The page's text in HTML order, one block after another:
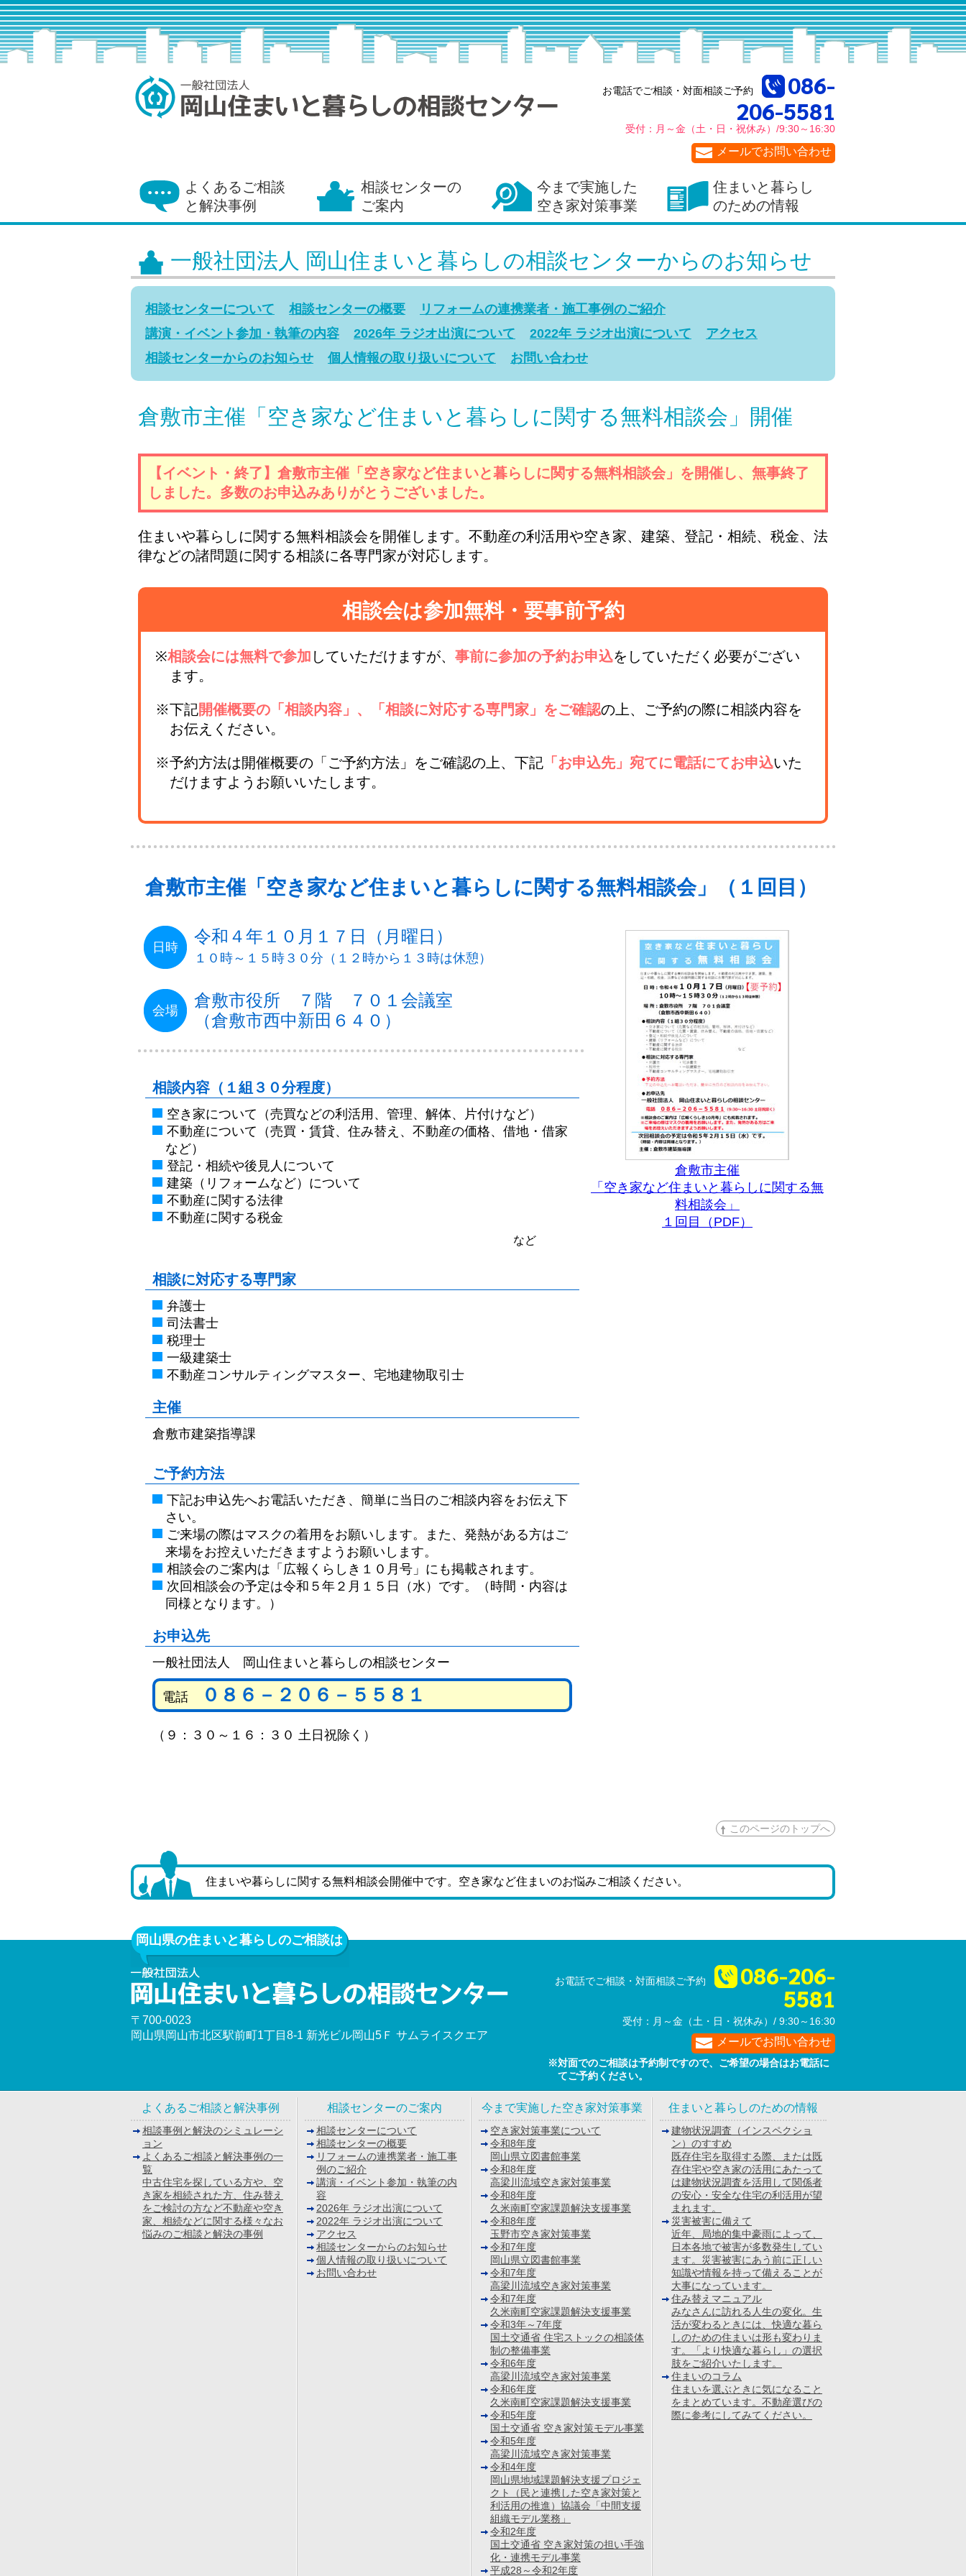
お電話でご相談・対面相談ご予約
086-
206-5581
受付： 月～金 （土・日・祝休み）/9:30～16:30
メールでお問い合わせ
よくあるご相談
と解決事例
相談センターの
ご案内
今まで実施した
空き家対策事業
住まいと暮らし
のための情報
一般社団法人 岡山住まいと暮らしの相談センターからのお知らせ
相談センターについて 相談センターの概要
リフォームの連携業者・施工事例のご紹介
講演・イベント参加・執筆の内容
2026年 ラジオ出演について 2022年 ラジオ出演について
アクセス
相談センターからのお知らせ
個人情報の取り扱いについて お問い合わせ
倉敷市主催「空き家など住まいと暮らしに関する無料相談会」開催
【イベント・終了】倉敷市主催「空き家など住まいと暮らしに関する無料相談会」を開催し、無事終了
しました。多数のお申込みありがとうございました。
住まいや暮らしに関する無料相談会を開催します。不動産の利活用や空き家、建築、登記・相続、税金、法
律などの諸問題に関する相談に各専門家が対応します。
相談会は参加無料・要事前予約
※相談会には無料で参加 していただけますが、 事前に参加の予約お申込をしていただく必要がござい
ます。
※下記開催概要の「相談内容」、「相談に対応する専門家」をご確認の上、ご予約の際に相談内容を
お伝えください。
※予約方法は開催概要の「ご予約方法」をご確認の上、下記 「お申込先」宛てに電話にてお申込いた
だけますようお願いいたします。
倉敷市主催「空き家など住まいと暮らしに関する無料相談会」（１回目）
日時
令和４年１０月１７日（月曜日）
１０時～１５時３０分（１２時から１３時は休憩）
会場
倉敷市役所 ７階 ７０１会議室
（倉敷市西中新田６４０）
相談内容（１組３０分程度）
空き家について（売買などの利活用、管理、解体、片付けなど）
不動産について（売買・賃貸、住み替え、不動産の価格、借地・借家
など）
登記・相続や後見人について
建築（リフォームなど）について
不動産に関する法律
不動産に関する税金
など
相談に対応する専門家
弁護士
司法書士
税理士
一級建築士
不動産コンサルティングマスター、宅地建物取引士
主催
倉敷市建築指導課
ご予約方法
下記お申込先へお電話いただき、簡単に当日のご相談内容をお伝え下
さい。
ご来場の際はマスクの着用をお願いします。また、発熱がある方はご
来場をお控えいただきますようお願いします。
相談会のご案内は「広報くらしき１０月号」にも掲載されます。
次回相談会の予定は令和５年２月１５日（水）です。（時間・内容は
同様となります。）
お申込先
一般社団法人 岡山住まいと暮らしの相談センター
電話 ０８６－２０６－５５８１
（９：３０～１６：３０ 土日祝除く）
倉敷市主催
「空き家など住まいと暮らしに関する無
料相談会」
１回目（PDF）
このページのトップへ
住まいや暮らしに関する無料相談会開催中です。空き家など住まいのお悩みご相談ください。
岡山県の住まいと暮らしのご相談は
〒700-0023
岡山県岡山市北区駅前町1丁目8-1 新光ビル岡山5Ｆ サムライスクエア
お電話でご相談・対面相談ご予約 086-206-
5581
受付：月～金（土・日・祝休み）/ 9:30～16:30
メールでお問い合わせ
※対面でのご相談は予約制ですので、ご希望の場合はお電話に
てご予約ください。
よくあるご相談と解決事例
相談事例と解決のシミュレーシ
ョン
よくあるご相談と解決事例の一
覧
中古住宅を探している方や、空
き家を相続された方、住み替え
をご検討の方など不動産や空き
家、相続などに関する様々なお
悩みのご相談と解決の事例
相談センターのご案内
相談センターについて
相談センターの概要
リフォームの連携業者・施工事
例のご紹介
講演・イベント参加・執筆の内
容
2026年 ラジオ出演について
2022年 ラジオ出演について
アクセス
相談センターからのお知らせ
個人情報の取り扱いについて
お問い合わせ
今まで実施した空き家対策事業
空き家対策事業について
令和8年度
岡山県立図書館事業
令和8年度
高梁川流域空き家対策事業
令和8年度
久米南町空家課題解決支援事業
令和8年度
玉野市空き家対策事業
令和7年度
岡山県立図書館事業
令和7年度
高梁川流域空き家対策事業
令和7年度
久米南町空家課題解決支援事業
令和3年～7年度
国土交通省 住宅ストックの相談体
制の整備事業
令和6年度
高梁川流域空き家対策事業
令和6年度
久米南町空家課題解決支援事業
令和5年度
国土交通省 空き家対策モデル事業
令和5年度
高梁川流域空き家対策事業
令和4年度
岡山県地域課題解決支援プロジェ
クト（民と連携した空き家対策と
利活用の推進）協議会「中間支援
組織モデル業務」
令和2年度
国土交通省 空き家対策の担い手強
化・連携モデル事業
平成28～令和2年度
住まいと暮らしのための情報
建物状況調査（インスペクショ
ン）のすすめ
既存住宅を取得する際、または既
存住宅や空き家の活用にあたって
は建物状況調査を活用して関係者
の安心・安全な住宅の利活用が望
まれます。
災害被害に備えて
近年、局地的集中豪雨によって、
日本各地で被害が多数発生してい
ます。災害被害にあう前に正しい
知識や情報を持って備えることが
大事になっています。
住み替えマニュアル
みなさんに訪れる人生の変化。生
活が変わるときには、快適な暮ら
しのための住まいは形も変わりま
す。「より快適な暮らし」の選択
肢をご紹介いたします。
住まいのコラム
住まいを選ぶときに気になること
をまとめています。不動産選びの
際に参考にしてみてください。